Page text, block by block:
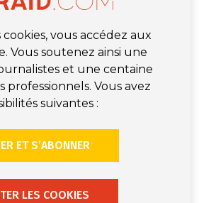
vous accédez aux
Vous soutenez ainsi une
et une centaine
Vous avez
suivantes :
ET S’ABONNER
LES COOKIES